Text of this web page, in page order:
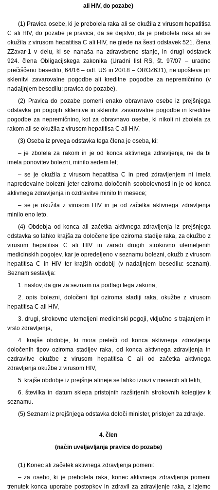
ali HIV, do pozabe)
(1) Pravica osebe, ki je prebolela raka ali se okužila z virusom hepatitisa
C ali HIV, do pozabe je pravica, da se dejstvo, da je prebolela raka ali se
okužila z virusom hepatitisa C ali HIV, ne glede na šesti odstavek 521. člena
ZZavar-1 v delu, ki se nanaša na zdravstveno stanje, in drugi odstavek
924. člena Obligacijskega zakonika (Uradni list RS, št. 97/07 – uradno
prečiščeno besedilo, 64/16 – odl. US in 20/18 – OROZ631), ne upošteva pri
sklenitvi zavarovalne pogodbe ali kreditne pogodbe za nepremičnino (v
nadaljnjem besedilu: pravica do pozabe).
(2) Pravica do pozabe pomeni enako obravnavo osebe iz prejšnjega
odstavka pri pogojih sklenitve in sklenitvi zavarovalne pogodbe in kreditne
pogodbe za nepremičnino, kot za obravnavo osebe, ki nikoli ni zbolela za
rakom ali se okužila z virusom hepatitisa C ali HIV.
(3) Oseba iz prvega odstavka tega člena je oseba, ki:
– je zbolela za rakom in je od konca aktivnega zdravljenja, ne da bi
imela ponovitev bolezni, minilo sedem let;
– se je okužila z virusom hepatitisa C in pred zdravljenjem ni imela
napredovalne bolezni jeter oziroma določenih soobolevnosti in je od konca
aktivnega zdravljenja in ozdravitve minilo tri mesece;
– se je okužila z virusom HIV in je od začetka aktivnega zdravljenja
minilo eno leto.
(4) Obdobja od konca ali začetka aktivnega zdravljenja iz prejšnjega
odstavka so lahko krajša za določene tipe oziroma stadije raka, za okužbo z
virusom hepatitisa C ali HIV in zaradi drugih strokovno utemeljenih
medicinskih pogojev, kar je opredeljeno v seznamu bolezni, okužb z virusom
hepatitisa C in HIV ter krajših obdobij (v nadaljnjem besedilu: seznam).
Seznam sestavlja:
1. naslov, da gre za seznam na podlagi tega zakona,
2. opis bolezni, določeni tipi oziroma stadiji raka, okužbe z virusom
hepatitisa C ali HIV,
3. drugi, strokovno utemeljeni medicinski pogoji, vključno s trajanjem in
vrsto zdravljenja,
4. krajše obdobje, ki mora preteči od konca aktivnega zdravljenja
določenih tipov oziroma stadijev raka, od konca aktivnega zdravljenja in
ozdravitve okužbe z virusom hepatitisa C ali od začetka aktivnega
zdravljenja okužbe z virusom HIV,
5. krajše obdobje iz prejšnje alineje se lahko izrazi v mesecih ali letih,
6. številka in datum sklepa pristojnih razširjenih strokovnih kolegijev k
seznamu.
(5) Seznam iz prejšnjega odstavka določi minister, pristojen za zdravje.
4. člen
(način uveljavljanja pravice do pozabe)
(1) Konec ali začetek aktivnega zdravljenja pomeni:
– za osebo, ki je prebolela raka, konec aktivnega zdravljenja pomeni
trenutek konca uporabe postopkov in zdravil za zdravljenje raka, z izjemo